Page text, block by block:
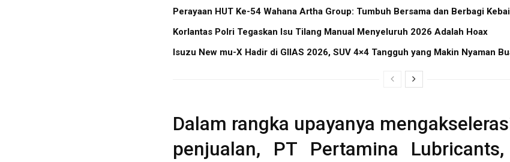
Perayaan HUT Ke-54 Wahana Artha Group: Tumbuh Bersama dan Berbagi
Korlantas Polri Tegaskan Isu Tilang Manual Menyeluruh 2026 Adalah Hoax
Isuzu New mu-X Hadir di GIIAS 2026, SUV 4×4 Tangguh yang Makin Nyaman
Dalam rangka upayanya
penjualan, PT Pertamina